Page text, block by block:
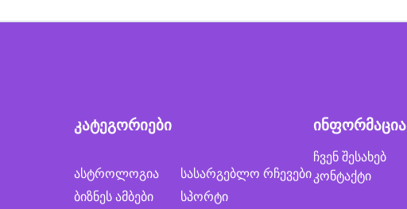
კატეგორიები
ასტროლოგია
ბიზნეს ამბები
სასარგებლო რჩევები
სპორტი
ინფორმაცია
ჩვენ შესახებ
კონტაქტი